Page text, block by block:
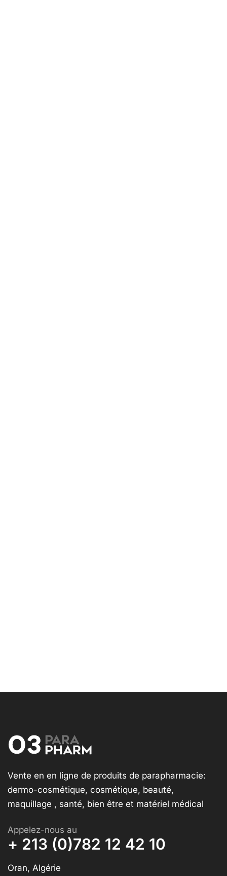
Vente en en ligne de produits de parapharmacie:
dermo-cosmétique, cosmétique, beauté,
maquillage , santé, bien être et matériel médical
Appelez-nous au
+ 213 (0)782 12 42 10
Oran, Algérie